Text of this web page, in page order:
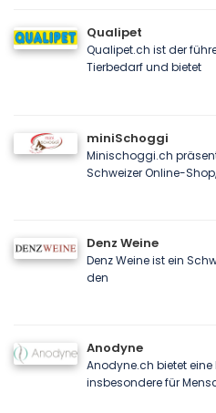
Qualipet
Qualipet.ch ist der
Tierbedarf und bietet
miniSchoggi
Minischoggi.ch
Schweizer Online-
Denz Weine
Denz Weine ist ein
den
Anodyne
Anodyne.ch bietet eine
insbesondere für